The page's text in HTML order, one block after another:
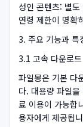
성인 콘텐츠: 별
연령 제한이 명확
3. 주요 기능과 특
3.1 고속 다운로드
파일몽은 기본 다
다. 대용량 파일
료 이용이 가능합
용자에게 제공됩